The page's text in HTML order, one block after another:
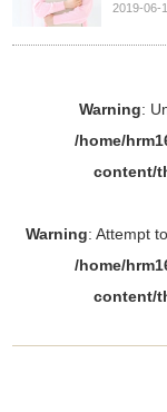
2019-06-
Warning:
/home/
content/
Warning: Attempt
/home/
content/